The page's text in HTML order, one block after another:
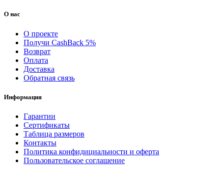
О нас
О проекте
Получи CashBack 5%
Возврат
Оплата
Доставка
Обратная связь
Информация
Гарантии
Сертификаты
Таблица размеров
Контакты
Политика конфидициальности и оферта
Пользовательское соглашение